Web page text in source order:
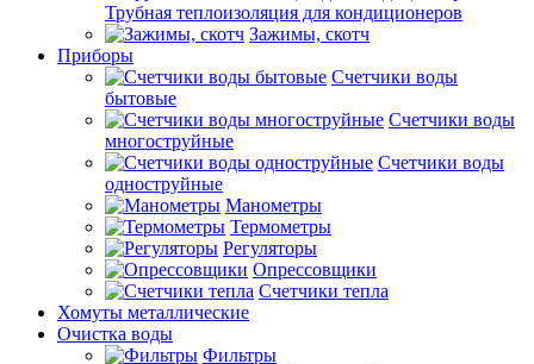
Трубная теплоизоляция для кондиционеров
Зажимы, скотч
Приборы
Счетчики воды
бытовые
Счетчики воды
многоструйные
Счетчики воды
одноструйные
Манометры
Термометры
Регуляторы
Опрессовщики
Счетчики тепла
Хомуты металлические
Очистка воды
Фильтры